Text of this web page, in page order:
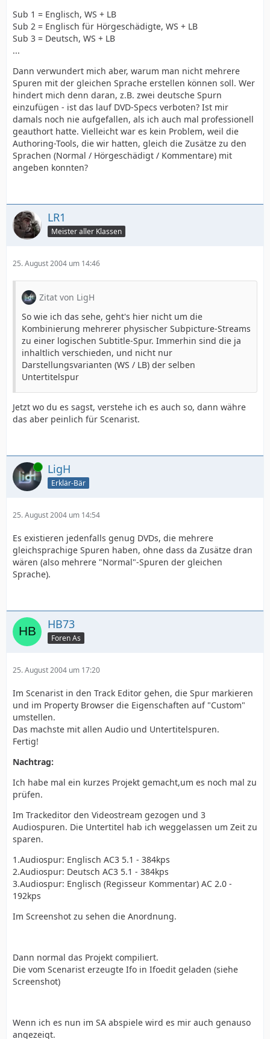
Sub 1 = Englisch, WS + LB
Sub 2 = Englisch für Hörgeschädigte, WS + LB
Sub 3 = Deutsch, WS + LB
...
Dann verwundert mich aber, warum man nicht mehrere
Spuren mit der gleichen Sprache erstellen können soll. Wer
hindert mich denn daran, z.B. zwei deutsche Spurn
einzufügen - ist das lauf DVD-Specs verboten? Ist mir
damals noch nie aufgefallen, als ich auch mal professionell
geauthort hatte. Vielleicht war es kein Problem, weil die
Authoring-Tools, die wir hatten, gleich die Zusätze zu den
Sprachen (Normal / Hörgeschädigt / Kommentare) mit
angeben konnten?
LR1
Meister aller Klassen
25. August 2004 um 14:46
Zitat von LigH
So wie ich das sehe, geht's hier nicht um die
Kombinierung mehrerer physischer Subpicture-Streams
zu einer logischen Subtitle-Spur. Immerhin sind die ja
inhaltlich verschieden, und nicht nur
Darstellungsvarianten (WS / LB) der selben
Untertitelspur
Jetzt wo du es sagst, verstehe ich es auch so, dann währe
das aber peinlich für Scenarist.
Online LigH
Erklär-Bär
25. August 2004 um 14:54
Es existieren jedenfalls genug DVDs, die mehrere
gleichsprachige Spuren haben, ohne dass da Zusätze dran
wären (also mehrere "Normal"-Spuren der gleichen
Sprache).
HB73
Foren As
25. August 2004 um 17:20
Im Scenarist in den Track Editor gehen, die Spur markieren
und im Property Browser die Eigenschaften auf "Custom"
umstellen.
Das machste mit allen Audio und Untertitelspuren.
Fertig!
Nachtrag:
Ich habe mal ein kurzes Projekt gemacht,um es noch mal zu
prüfen.
Im Trackeditor den Videostream gezogen und 3
Audiospuren. Die Untertitel hab ich weggelassen um Zeit zu
sparen.
1.Audiospur: Englisch AC3 5.1 - 384kps
2.Audiospur: Deutsch AC3 5.1 - 384kps
3.Audiospur: Englisch (Regisseur Kommentar) AC 2.0 -
192kps
Im Screenshot zu sehen die Anordnung.
Dann normal das Projekt compiliert.
Die vom Scenarist erzeugte Ifo in Ifoedit geladen (siehe
Screenshot)
Wenn ich es nun im SA abspiele wird es mir auch genauso
angezeigt.